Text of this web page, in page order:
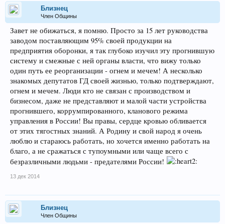
Близнец
Член Общины
Завет не обижаться, я помню. Просто за 15 лет руководства
заводом поставляющим 95% своей продукции на
предприятия оборонки, я так глубоко изучил эту прогнившую
систему и смежные с ней органы власти, что вижу только
один путь ее реорганизации - огнем и мечем! А несколько
знакомых депутатов ГД своей жизнью, только подтверждают,
огнем и мечем. Люди кто не связан с производством и
бизнесом, даже не представляют и малой части устройства
прогнившего, коррумпированного, кланового режима
управления в России! Вы правы, сердце кровью обливается
от этих тягостных знаний. А Родину и свой народ я очень
люблю и стараюсь работать, но хочется именно работать на
благо, а не сражаться с тупоумными или чаще всего с
безразличными людьми - предателями России!
13 дек 2014
Близнец
Член Общины